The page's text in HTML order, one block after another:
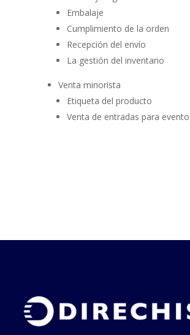
Embalaje
Cumplimiento de la orden
Recepción del envío
La gestión del inventario
Venta minorista
Etiqueta del producto
Venta de entradas para